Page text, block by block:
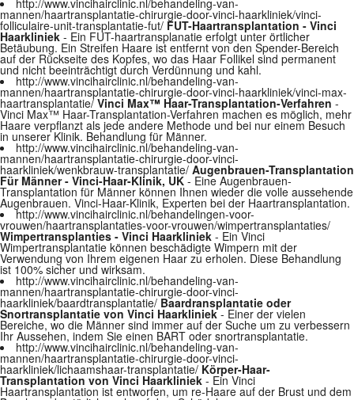
http://www.vincihairclinic.nl/behandeling-van-
mannen/haartransplantatie-chirurgie-door-vinci-haarkliniek/vinci-
folliculaire-unit-transplantatie-fut/ FUT-Haartransplantation - Vinci
Haarkliniek - Ein FUT-haartransplanatie erfolgt unter örtlicher
Betäubung. Ein Streifen Haare ist entfernt von den Spender-Bereich
auf der Rückseite des Kopfes, wo das Haar Follikel sind permanent
und nicht beeinträchtigt durch Verdünnung und kahl.
http://www.vincihairclinic.nl/behandeling-van-
mannen/haartransplantatie-chirurgie-door-vinci-haarkliniek/vinci-max-
haartransplantatie/ Vinci Max™ Haar-Transplantation-Verfahren -
Vinci Max™ Haar-Transplantation-Verfahren machen es möglich, mehr
Haare verpflanzt als jede andere Methode und bei nur einem Besuch
in unserer Klinik. Behandlung für Männer.
http://www.vincihairclinic.nl/behandeling-van-
mannen/haartransplantatie-chirurgie-door-vinci-
haarkliniek/wenkbrauw-transplantatie/ Augenbrauen-Transplantation
Für Männer - Vinci-Haar-Klinik, UK - Eine Augenbrauen-
Transplantation für Männer können Ihnen wieder die volle aussehende
Augenbrauen. Vinci-Haar-Klinik, Experten bei der Haartransplantation.
http://www.vincihairclinic.nl/behandelingen-voor-
vrouwen/haartransplantaties-voor-vrouwen/wimpertransplantaties/
Wimpertransplanties - Vinci Haarkliniek - Ein Vinci
Wimpertransplantatie können beschädigte Wimpern mit der
Verwendung von Ihrem eigenen Haar zu erholen. Diese Behandlung
ist 100% sicher und wirksam.
http://www.vincihairclinic.nl/behandeling-van-
mannen/haartransplantatie-chirurgie-door-vinci-
haarkliniek/baardtransplantatie/ Baardransplantatie oder
Snortransplantatie von Vinci Haarkliniek- Einer der vielen
Bereiche, wo die Männer sind immer auf der Suche um zu verbessern
Ihr Aussehen, indem Sie einen BART oder snortransplantatie.
http://www.vincihairclinic.nl/behandeling-van-
mannen/haartransplantatie-chirurgie-door-vinci-
haarkliniek/lichaamshaar-transplantatie/ Körper-Haar-
Transplantation von Vinci Haarkliniek - Ein Vinci
Haartransplantation ist entworfen, um re-Haare auf der Brust und dem